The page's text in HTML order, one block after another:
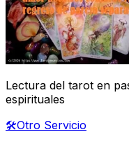
Lectura del tarot en
espirituales
🛠️Otro Servicio